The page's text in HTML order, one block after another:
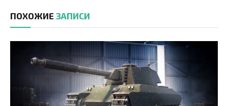
ПОХОЖИЕ ЗАПИСИ